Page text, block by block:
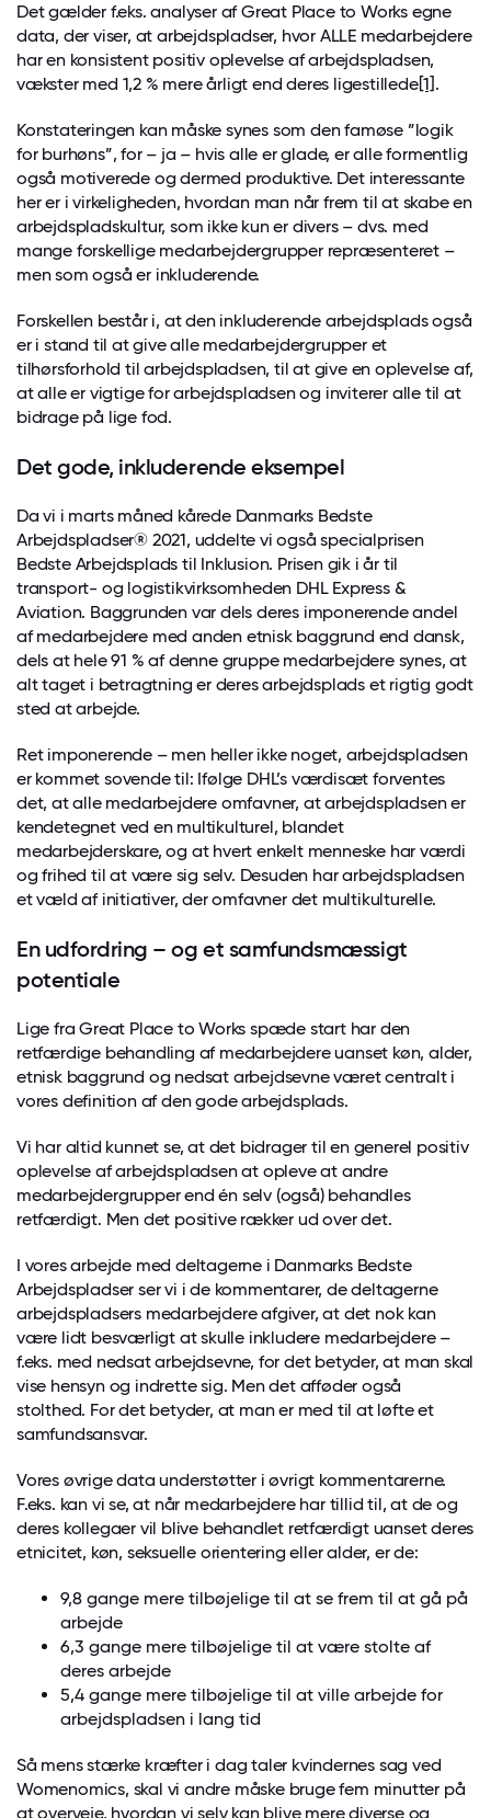
Det gælder f.eks. analyser af Great Place to Works egne
data, der viser, at arbejdspladser, hvor ALLE medarbejdere
har en konsistent positiv oplevelse af arbejdspladsen,
vækster med 1,2 % mere årligt end deres ligestillede[1] .
Konstateringen kan måske synes som den famøse ”logik
for burhøns”, for – ja – hvis alle er glade, er alle formentlig
også motiverede og dermed produktive. Det interessante
her er i virkeligheden, hvordan man når frem til at skabe en
arbejdspladskultur, som ikke kun er divers – dvs. med
mange forskellige medarbejdergrupper repræsenteret –
men som også er inkluderende.
Forskellen består i, at den inkluderende arbejdsplads også
er i stand til at give alle medarbejdergrupper et
tilhørsforhold til arbejdspladsen, til at give en oplevelse af,
at alle er vigtige for arbejdspladsen og inviterer alle til at
bidrage på lige fod.
Det gode, inkluderende eksempel
Da vi i marts måned kårede Danmarks Bedste
Arbejdspladser® 2021, uddelte vi også specialprisen
Bedste Arbejdsplads til Inklusion. Prisen gik i år til
transport- og logistikvirksomheden DHL Express &
Aviation. Baggrunden var dels deres imponerende andel
af medarbejdere med anden etnisk baggrund end dansk,
dels at hele 91 % af denne gruppe medarbejdere synes, at
alt taget i betragtning er deres arbejdsplads et rigtig godt
sted at arbejde.
Ret imponerende – men heller ikke noget, arbejdspladsen
er kommet sovende til: Ifølge DHL’s værdisæt forventes
det, at alle medarbejdere omfavner, at arbejdspladsen er
kendetegnet ved en multikulturel, blandet
medarbejderskare, og at hvert enkelt menneske har værdi
og frihed til at være sig selv. Desuden har arbejdspladsen
et væld af initiativer, der omfavner det multikulturelle.
En udfordring – og et samfundsmæssigt
potentiale
Lige fra Great Place to Works spæde start har den
retfærdige behandling af medarbejdere uanset køn, alder,
etnisk baggrund og nedsat arbejdsevne været centralt i
vores definition af den gode arbejdsplads.
Vi har altid kunnet se, at det bidrager til en generel positiv
oplevelse af arbejdspladsen at opleve at andre
medarbejdergrupper end én selv (også) behandles
retfærdigt. Men det positive rækker ud over det.
I vores arbejde med deltagerne i Danmarks Bedste
Arbejdspladser ser vi i de kommentarer, de deltagerne
arbejdspladsers medarbejdere afgiver, at det nok kan
være lidt besværligt at skulle inkludere medarbejdere –
f.eks. med nedsat arbejdsevne, for det betyder, at man skal
vise hensyn og indrette sig. Men det afføder også
stolthed. For det betyder, at man er med til at løfte et
samfundsansvar.
Vores øvrige data understøtter i øvrigt kommentarerne.
F.eks. kan vi se, at når medarbejdere har tillid til, at de og
deres kollegaer vil blive behandlet retfærdigt uanset deres
etnicitet, køn, seksuelle orientering eller alder, er de:
9,8 gange mere tilbøjelige til at se frem til at gå på
arbejde
6,3 gange mere tilbøjelige til at være stolte af
deres arbejde
5,4 gange mere tilbøjelige til at ville arbejde for
arbejdspladsen i lang tid
Så mens stærke kræfter i dag taler kvindernes sag ved
Womenomics, skal vi andre måske bruge fem minutter på
at overveje, hvordan vi selv kan blive mere diverse og